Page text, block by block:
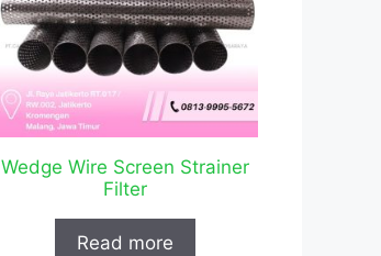
Wedge Wire Screen Strainer
Filter
Read more